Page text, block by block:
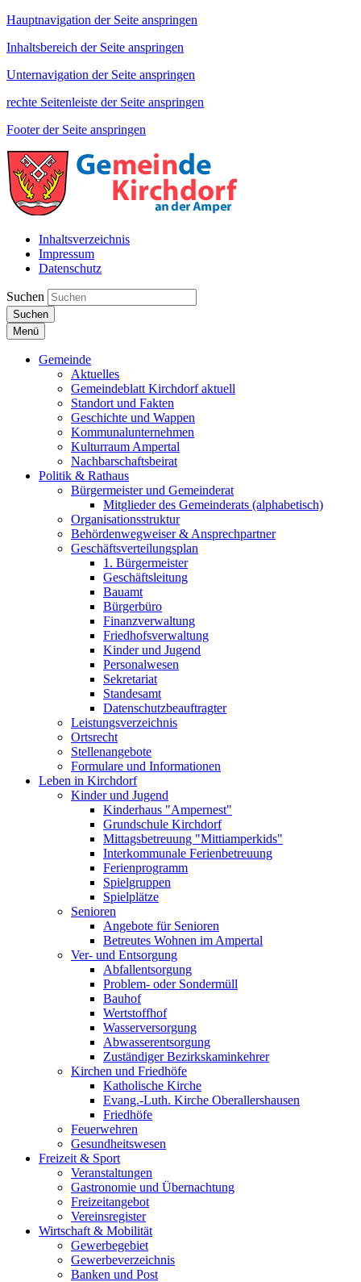
Hauptnavigation der Seite anspringen
Inhaltsbereich der Seite anspringen
Unternavigation der Seite anspringen
rechte Seitenleiste der Seite anspringen
Footer der Seite anspringen
Inhaltsverzeichnis
Impressum
Datenschutz
Suchen
Suchen
Menü
Gemeinde
Aktuelles
Gemeindeblatt Kirchdorf aktuell
Standort und Fakten
Geschichte und Wappen
Kommunalunternehmen
Kulturraum Ampertal
Nachbarschaftsbeirat
Politik & Rathaus
Bürgermeister und Gemeinderat
Mitglieder des Gemeinderats (alphabetisch)
Organisationsstruktur
Behördenwegweiser & Ansprechpartner
Geschäftsverteilungsplan
1. Bürgermeister
Geschäftsleitung
Bauamt
Bürgerbüro
Finanzverwaltung
Friedhofsverwaltung
Kinder und Jugend
Personalwesen
Sekretariat
Standesamt
Datenschutzbeauftragter
Leistungsverzeichnis
Ortsrecht
Stellenangebote
Formulare und Informationen
Leben in Kirchdorf
Kinder und Jugend
Kinderhaus "Ampernest"
Grundschule Kirchdorf
Mittagsbetreuung "Mittiamperkids"
Interkommunale Ferienbetreuung
Ferienprogramm
Spielgruppen
Spielplätze
Senioren
Angebote für Senioren
Betreutes Wohnen im Ampertal
Ver- und Entsorgung
Abfallentsorgung
Problem- oder Sondermüll
Bauhof
Wertstoffhof
Wasserversorgung
Abwasserentsorgung
Zuständiger Bezirkskaminkehrer
Kirchen und Friedhöfe
Katholische Kirche
Evang.-Luth. Kirche Oberallershausen
Friedhöfe
Feuerwehren
Gesundheitswesen
Freizeit & Sport
Veranstaltungen
Gastronomie und Übernachtung
Freizeitangebot
Vereinsregister
Wirtschaft & Mobilität
Gewerbegebiet
Gewerbeverzeichnis
Banken und Post